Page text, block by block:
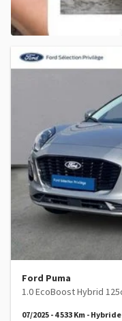
Ford Puma
07/2025 - 4 533 Km - Hybride